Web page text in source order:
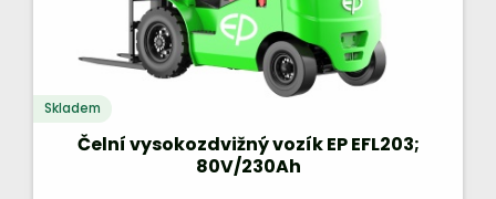
Skladem
Čelní vysokozdvižný vozík EP EFL203;
80V/230Ah